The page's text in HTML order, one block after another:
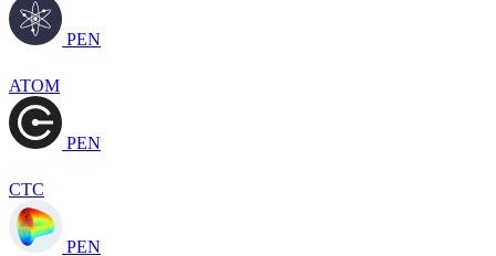
PEN
ATOM
PEN
CTC
PEN